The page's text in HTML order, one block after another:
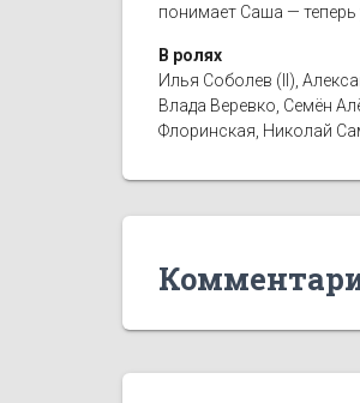
понимает Саша — теперь
В ролях
Илья Соболев (II),
Влада Веревко, Семён
Флоринская, Николай